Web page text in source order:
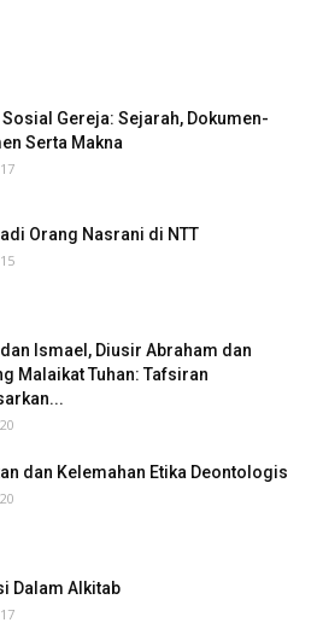
Gereja: Sejarah, Dokumen-
Serta Makna
Orang Nasrani di NTT
Ismael, Diusir Abraham dan
Malaikat Tuhan: Tafsiran
dan Kelemahan Etika Deontologis
Dalam Alkitab